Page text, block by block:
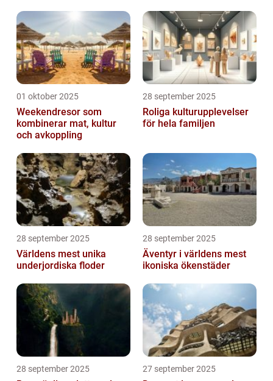
01 oktober 2025
Weekendresor som
kombinerar mat, kultur
och avkoppling
28 september 2025
Roliga kulturupplevelser
för hela familjen
28 september 2025
Världens mest unika
underjordiska floder
28 september 2025
Äventyr i världens mest
ikoniska ökenstäder
28 september 2025 27 september 2025